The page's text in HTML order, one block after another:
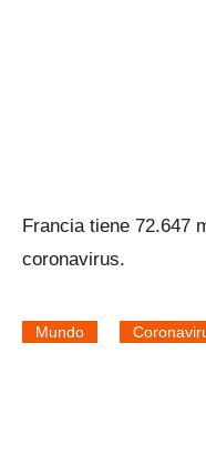
Francia tiene 72.647
coronavirus.
Mundo